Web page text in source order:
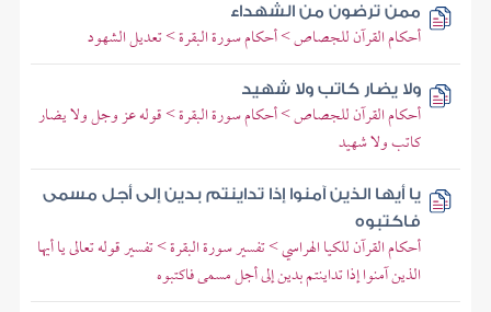
ممن ترضون من الشهداء
أحكام القرآن للجصاص > أحكام سورة البقرة > تعديل الشهود
ولا يضار كاتب ولا شهيد
أحكام القرآن للجصاص > أحكام سورة البقرة > قوله عز وجل ولا يضار
كاتب ولا شهيد
يا أيها الذين آمنوا إذا تداينتم بدين إلى أجل مسمى
فاكتبوه
أحكام القرآن للكيا الهراسي > تفسير سورة البقرة > تفسير قوله تعالى يا أيها
الذين آمنوا إذا تداينتم بدين إلى أجل مسمى فاكتبوه